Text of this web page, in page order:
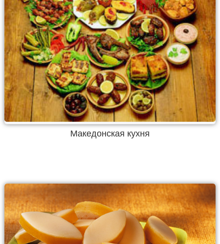
Македонская кухня